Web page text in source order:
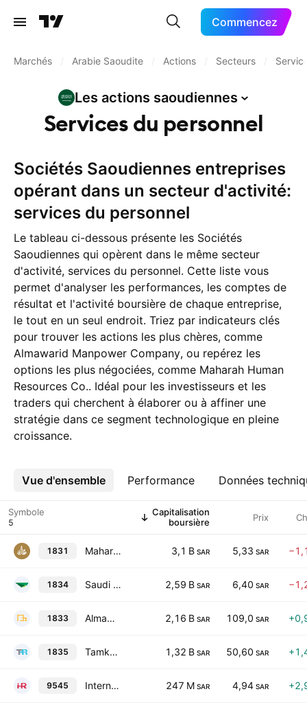
Commencez
Marchés Arabie Saoudite Actions Secteurs
Les actions saoudiennes
Services du personnel
Sociétés Saoudiennes entreprises
opérant dans un secteur d'activité:
services du personnel
Le tableau ci-dessous présente les Sociétés
Saoudiennes qui opèrent dans le même secteur
d'activité, services du personnel. Cette liste vous
permet d'analyser les performances, les comptes de
résultat et l'activité boursière de chaque entreprise,
le tout en un seul endroit. Triez par indicateurs clés
pour trouver les actions les plus chères, comme
Almawarid Manpower Company, ou repérez les
options les plus négociées, comme Maharah Human
Resources Co.. Idéal pour les investisseurs et les
traders qui cherchent à élaborer ou à affiner une
stratégie dans ce segment technologique en pleine
croissance.
Vue d'ensemble Performance Données
Plus
Symbole
Capitalisation
boursière
Prix
1831 Maharah Human Resources Co. 3,1 B SAR 5,33 SAR
1834 Saudi Manpower Solutions Company 2,59 B SAR 6,40 SAR
1833 Almawarid Manpower Company 2,16 B SAR 109,0 SAR
1835 Tamkeen Human Resources Company 1,32 B SAR 50,60 SAR
9545 International Human Resources Company 247 M SAR 4,94 SAR